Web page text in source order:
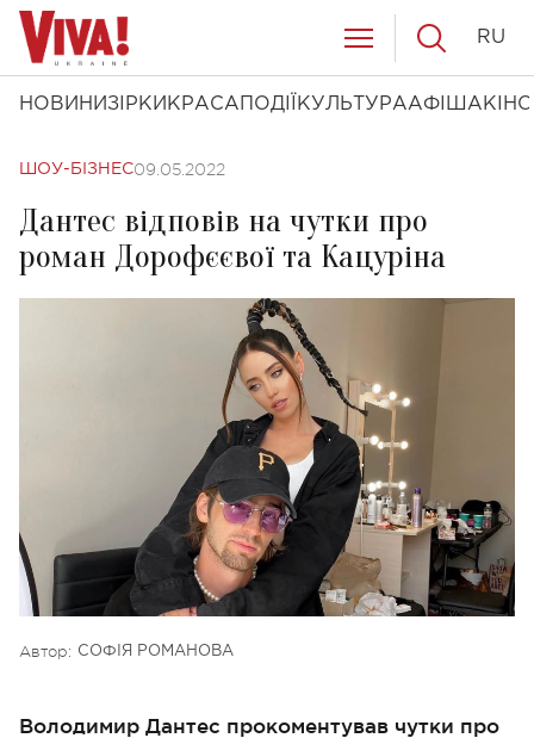
НОВИНИ ЗІРКИ КРАСА ПОДІЇ КУЛЬТУРААФІША КІНО
RU
ШОУ-БІЗНЕС09.05.2022
Дантес відповів на чутки про
роман Дорофєєвої та Кацуріна
Автор: СОФІЯ РОМАНОВА
Володимир Дантес прокоментував чутки про